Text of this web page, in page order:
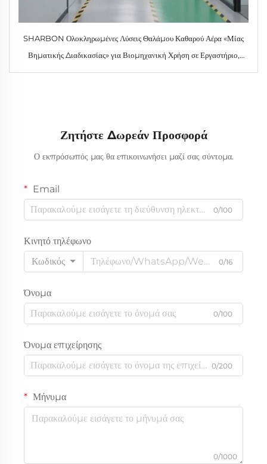
SHARBON Ολοκληρωμένες Λύσεις Θαλάμου Καθαρού Αέρα «Μίας
Βηματικής Διαδικασίας» για Βιομηχανική Χρήση σε Εργαστήριο,
Θάλαμος Καθαρού Αέρα Χωρίς Σκόνη σύμφωνος με τις οδηγίες GMP,
Ζητήστε Δωρεάν Προσφορά
Ο εκπρόσωπός μας θα επικοινωνήσει μαζί σας σύντομα.
Email
0/100
Κινητό τηλέφωνο
Κωδικός
0/16
Όνομα
0/100
Όνομα επιχείρησης
0/200
Μήνυμα
0/1000